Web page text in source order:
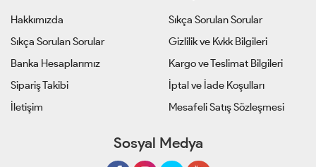
Hakkımızda
Sıkça Sorulan Sorular
Banka Hesaplarımız
Sipariş Takibi
İletişim
Sıkça Sorulan Sorular
Gizlilik ve Kvkk Bilgileri
Kargo ve Teslimat Bilgileri
İptal ve İade Koşulları
Mesafeli Satış Sözleşmesi
Sosyal Medya